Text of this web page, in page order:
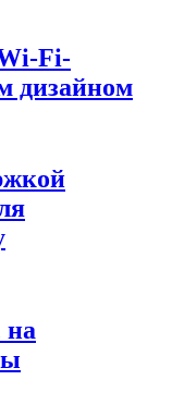
Fi-
дизайном
на